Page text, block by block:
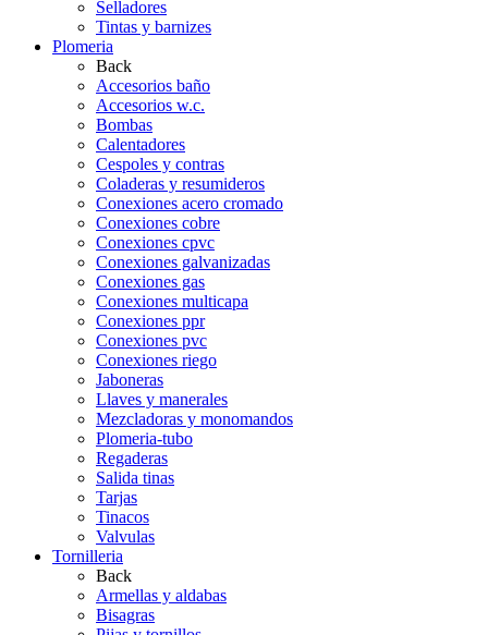
Selladores
Tintas y barnizes
Plomeria
Back
Accesorios baño
Accesorios w.c.
Bombas
Calentadores
Cespoles y contras
Coladeras y resumideros
Conexiones acero cromado
Conexiones cobre
Conexiones cpvc
Conexiones galvanizadas
Conexiones gas
Conexiones multicapa
Conexiones ppr
Conexiones pvc
Conexiones riego
Jaboneras
Llaves y manerales
Mezcladoras y monomandos
Plomeria-tubo
Regaderas
Salida tinas
Tarjas
Tinacos
Valvulas
Tornilleria
Back
Armellas y aldabas
Bisagras